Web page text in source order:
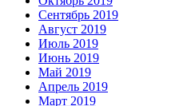
Сентябрь 2019
Август 2019
Июль 2019
Июнь 2019
Май 2019
Апрель 2019
Март 2019